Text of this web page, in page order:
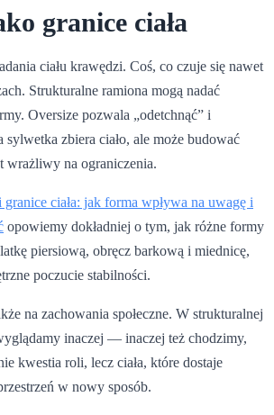
granice ciała
ciału krawędzi. Coś, co czuje się nawet
Strukturalne ramiona mogą nadać
Oversize pozwala „odetchnąć” i
sylwetka zbiera ciało, ale może budować
wrażliwy na ograniczenia.
ciała: jak forma wpływa na uwagę i
opowiemy dokładniej o tym, jak różne formy
piersiową, obręcz barkową i miednicę,
poczucie stabilności.
na zachowania społeczne. W strukturalnej
inaczej — inaczej też chodzimy,
kwestia roli, lecz ciała, które dostaje
w nowy sposób.